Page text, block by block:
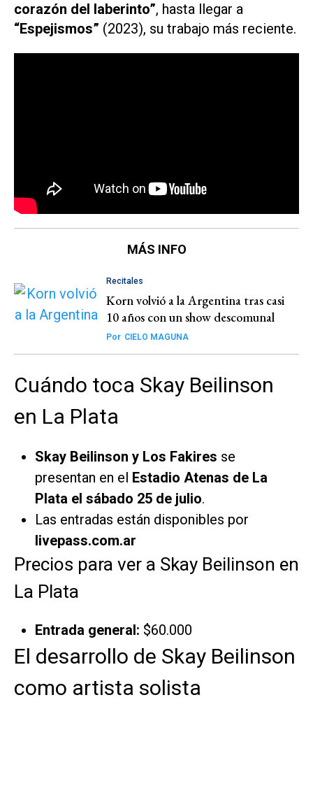
corazón del laberinto”, hasta llegar a
“Espejismos” (2023), su trabajo más reciente.
MÁS INFO
Recitales
Korn volvió a la Argentina tras casi
10 años con un show descomunal
Por CIELO MAGUNA
Cuándo toca Skay Beilinson
en La Plata
Skay Beilinson y Los Fakires se
presentan en el Estadio Atenas de La
Plata el sábado 25 de julio.
Las entradas están disponibles por
livepass.com.ar
Precios para ver a Skay Beilinson en
La Plata
Entrada general: $60.000
El desarrollo de Skay Beilinson
como artista solista